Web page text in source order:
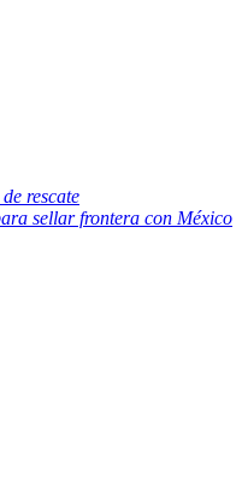
rescate
sellar frontera con México